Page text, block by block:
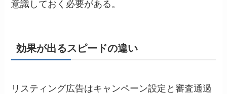
意識しておく必要がある。
効果が出るスピードの違い
リスティング広告はキャンペーン設定と審査通過